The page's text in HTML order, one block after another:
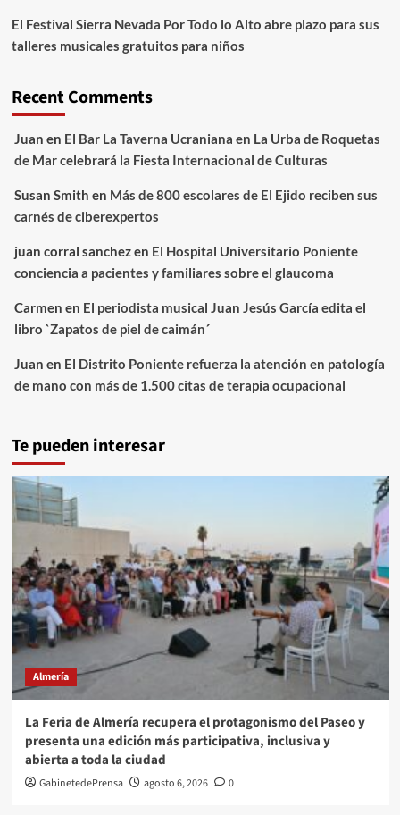
El Festival Sierra Nevada Por Todo lo Alto abre plazo para sus
talleres musicales gratuitos para niños
Recent Comments
Juan en El Bar La Taverna Ucraniana en La Urba de Roquetas
de Mar celebrará la Fiesta Internacional de Culturas
Susan Smith en Más de 800 escolares de El Ejido reciben sus
carnés de ciberexpertos
juan corral sanchezen El Hospital Universitario Poniente
conciencia a pacientes y familiares sobre el glaucoma
Carmen en El periodista musical Juan Jesús García edita el
libro `Zapatos de piel de caimán´
Juan en El Distrito Poniente refuerza la atención en patología
de mano con más de 1.500 citas de terapia ocupacional
Te pueden interesar
Almería
La Feria de Almería recupera el protagonismo del Paseo y
presenta una edición más participativa, inclusiva y
abierta a toda la ciudad
GabinetedePrensa agosto 6, 2026 0